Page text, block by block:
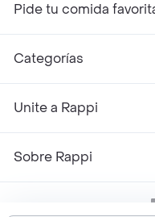
Pide tu comida
Categorías
Unite a Rappi
Sobre Rappi